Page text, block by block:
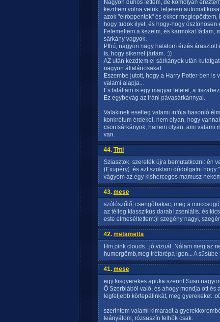
Nagyon dühös lettem, de komolyan
kezdtem volna velük, teljesen
azok "elröppentek" és ekkor
hogy tudok ilyet, és hogy-hogy ösztönösen
Felemeltem a kezeim, és karmokat láttam,
sárkány vagyok.
Pfhú, nagyon nagy hatalom érzés
is, hogy sikerrel jártam. :))
AZ után kezdtem el sárkányok után
nagyon általánosakat.
Eszembe jutott, hogy a Harry Potter-ben
valami alapja...
És találtam is egy magyar leletet, a
Ez egybevág az iráni pávasárkánnyal.
Valakinek esetleg valami infója hasonló
konkrétum érdekel, nem olyan, hogy
csontsárkányok, hanem olyan, ami valami
van.
44. Titti
Sziasztok, szereték újra bemutatkozni: én
(Exupéry) .és azt szoktam dúdolgatni
vágyom az egy kisherceges mamusz
43. mese
szólószőlő, csengőbakac, meg a
az télleg klasszikus darab! zseniális. és
este elmeséltettem:)! szegény nagyi,
42. metametta
Hm.pink clouds...jó vizuál. Nálam meg az
humorgömb,meg tréfarépa igen... A
41. mese
egy kisgyerekes apuka szerint Süsü
Ő Szerbiából való, és ahogy mondja ott és
legfeljebb körtepálinkát, meg gyerekeket
szerintem valami kimaradt a
leányálom, rózsaszín felhők csak.